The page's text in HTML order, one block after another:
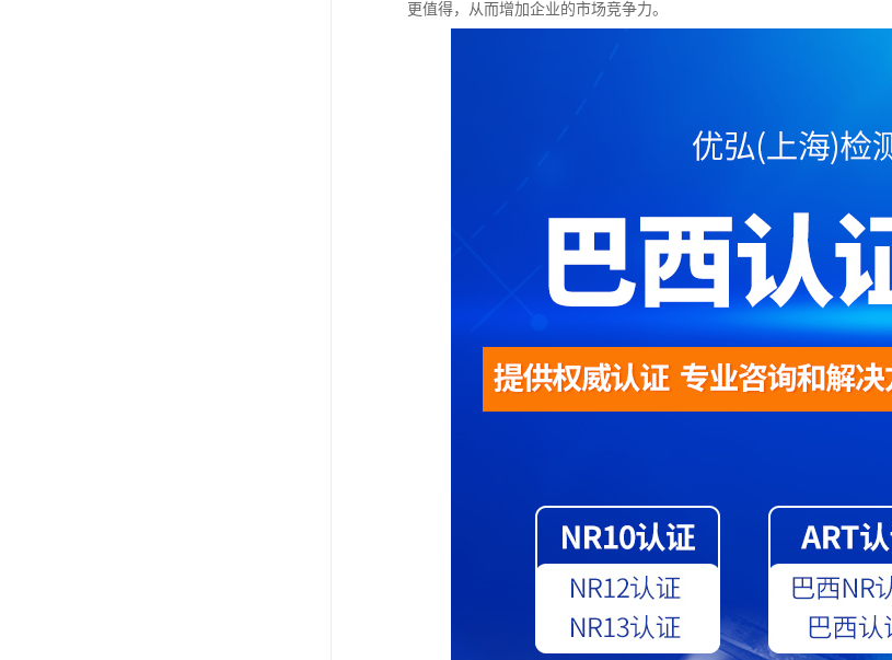
更值得，从而增加企业的市场竞争力。